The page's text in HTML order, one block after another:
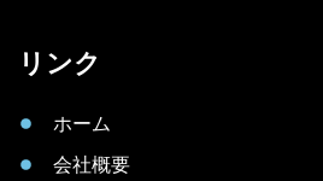
リンク
ホーム
会社概要